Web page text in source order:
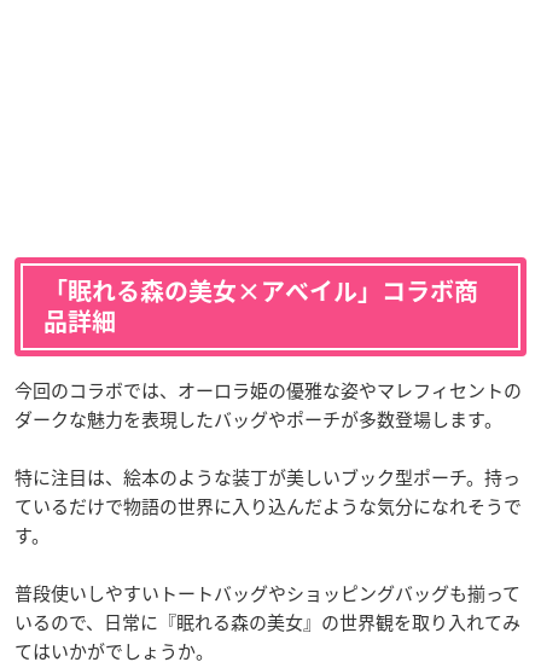
「眠れる森の美女×アベイル」コラボ商
品詳細
今回のコラボでは、オーロラ姫の優雅な姿やマレフィセントの
ダークな魅力を表現したバッグやポーチが多数登場します。
特に注目は、絵本のような装丁が美しいブック型ポーチ。持っ
ているだけで物語の世界に入り込んだような気分になれそうで
す。
普段使いしやすいトートバッグやショッピングバッグも揃って
いるので、日常に『眠れる森の美女』の世界観を取り入れてみ
てはいかがでしょうか。